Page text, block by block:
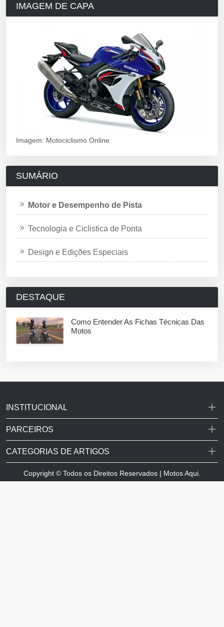
IMAGEM DE CAPA
Imagem: Motociclismo Online
SUMÁRIO
Motor e Desempenho de Pista
Tecnologia e Ciclistica de Ponta
Design e Edições Especiais
DESTAQUE
Como Entender As Fichas Técnicas Das
Motos
INSTITUCIONAL
PARCEIROS
CATEGORIAS DE ARTIGOS
Copyright © Todos os Direitos Reservados | Motos Aqui.